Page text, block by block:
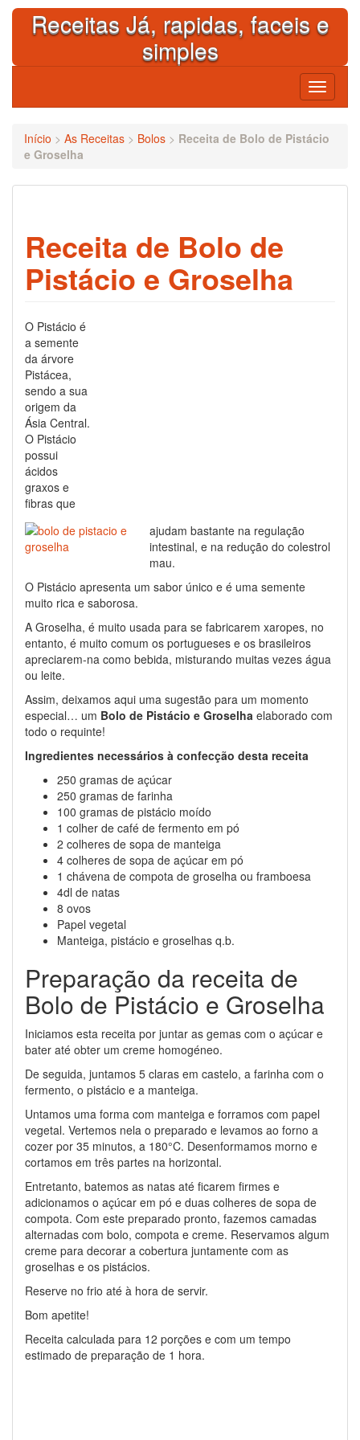
Skip
contentReceitas Já, rapidas, faceis e
simples
Toggle
Início > As Receitas > Bolos > Receita de Bolo de Pistácio
e Groselha
Receita de Bolo de
Pistácio e Groselha
O Pistácio é
a semente
da árvore
Pistácea,
sendo a sua
origem da
Ásia Central.
O Pistácio
possui
ácidos
graxos e
fibras que
ajudam bastante na regulação
intestinal, e na redução do colestrol
mau.
O Pistácio apresenta um sabor único e é uma semente
muito rica e saborosa.
A Groselha, é muito usada para se fabricarem xaropes, no
entanto, é muito comum os portugueses e os brasileiros
apreciarem-na como bebida, misturando muitas vezes água
ou leite.
Assim, deixamos aqui uma sugestão para um momento
especial… um Bolo de Pistácio e Groselha elaborado com
todo o requinte!
Ingredientes necessários à confecção desta receita
250 gramas de açúcar
250 gramas de farinha
100 gramas de pistácio moído
1 colher de café de fermento em pó
2 colheres de sopa de manteiga
4 colheres de sopa de açúcar em pó
1 chávena de compota de groselha ou framboesa
4dl de natas
8 ovos
Papel vegetal
Manteiga, pistácio e groselhas q.b.
Preparação da receita de
Bolo de Pistácio e Groselha
Iniciamos esta receita por juntar as gemas com o açúcar e
bater até obter um creme homogéneo.
De seguida, juntamos 5 claras em castelo, a farinha com o
fermento, o pistácio e a manteiga.
Untamos uma forma com manteiga e forramos com papel
vegetal. Vertemos nela o preparado e levamos ao forno a
cozer por 35 minutos, a 180°C. Desenformamos morno e
cortamos em três partes na horizontal.
Entretanto, batemos as natas até ficarem firmes e
adicionamos o açúcar em pó e duas colheres de sopa de
compota. Com este preparado pronto, fazemos camadas
alternadas com bolo, compota e creme. Reservamos algum
creme para decorar a cobertura juntamente com as
groselhas e os pistácios.
Reserve no frio até à hora de servir.
Bom apetite!
Receita calculada para 12 porções e com um tempo
estimado de preparação de 1 hora.